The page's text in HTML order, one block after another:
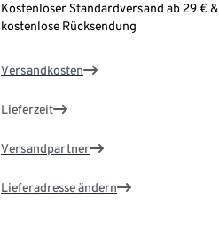
Kostenloser Standardversand ab 29 € &
kostenlose Rücksendung
Versandkosten
Lieferzeit
Versandpartner
Lieferadresse ändern